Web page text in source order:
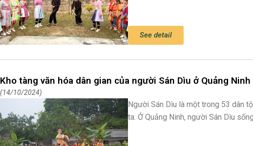
See detail
Kho tàng văn hóa dân gian của người Sán Dìu ở Quảng Ninh
14/10/2024
Người Sán Dìu là một trong 53 dân
ta. Ở Quảng Ninh, người Sán Dìu